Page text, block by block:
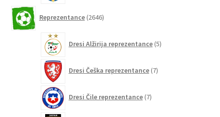
Reprezentance 2646izdelkov
Dresi Alžirija reprezentance 5izdelkov
Dresi Češka reprezentance 7izdelkov
Dresi Čile reprezentance 7izdelkov